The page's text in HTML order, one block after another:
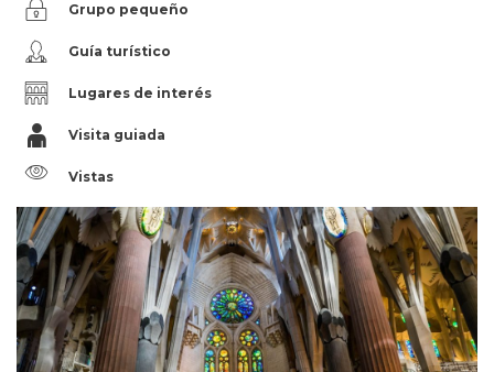
Grupo pequeño
Guía turístico
Lugares de interés
Visita guiada
Vistas